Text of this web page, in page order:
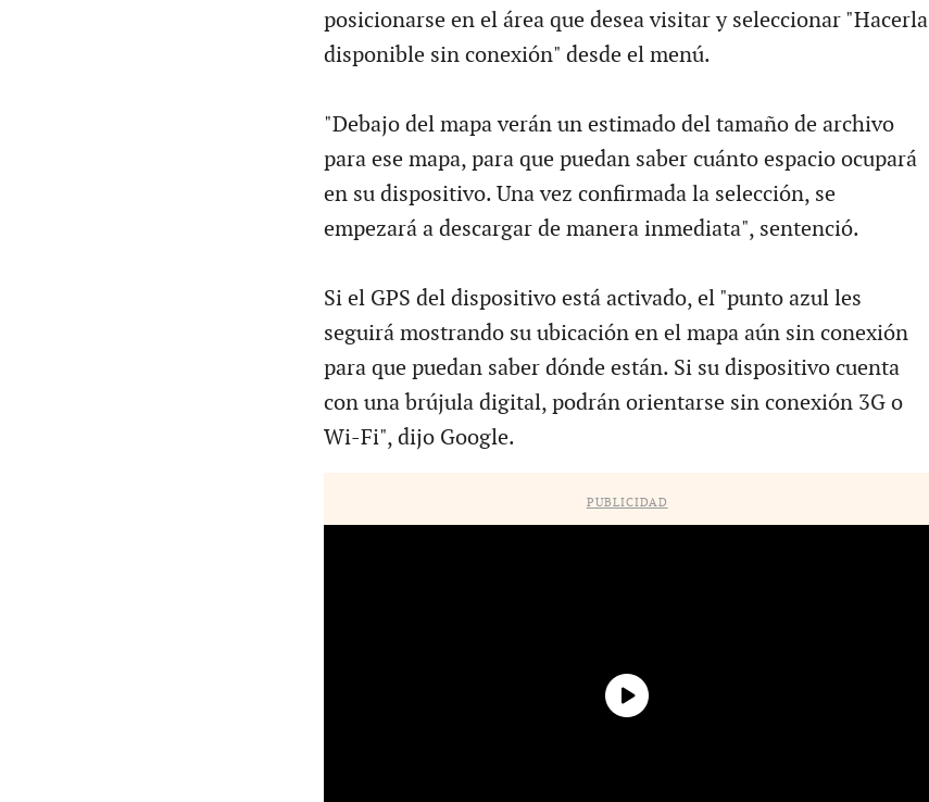
posicionarse en el área que desea visitar y seleccionar "Hacerla
disponible sin conexión" desde el menú.
"Debajo del mapa verán un estimado del tamaño de archivo
para ese mapa, para que puedan saber cuánto espacio ocupará
en su dispositivo. Una vez confirmada la selección, se
empezará a descargar de manera inmediata", sentenció.
Si el GPS del dispositivo está activado, el "punto azul les
seguirá mostrando su ubicación en el mapa aún sin conexión
para que puedan saber dónde están. Si su dispositivo cuenta
con una brújula digital, podrán orientarse sin conexión 3G o
Wi-Fi", dijo Google.
PUBLICIDAD